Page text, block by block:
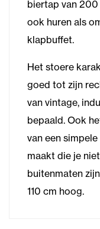
biertap van 200
ook huren als
klapbuffet.
Het stoere
goed tot zijn
van vintage,
bepaald. Ook
van een
maakt die je
buitenmaten
110 cm hoog.